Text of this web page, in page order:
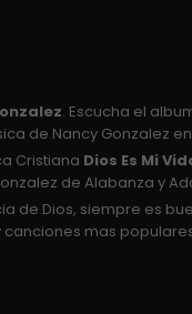
. Escucha el
de Nancy Gonzalez
Cristiana Dios Es Mi
de Alabanza y
de Dios, siempre es
canciones mas